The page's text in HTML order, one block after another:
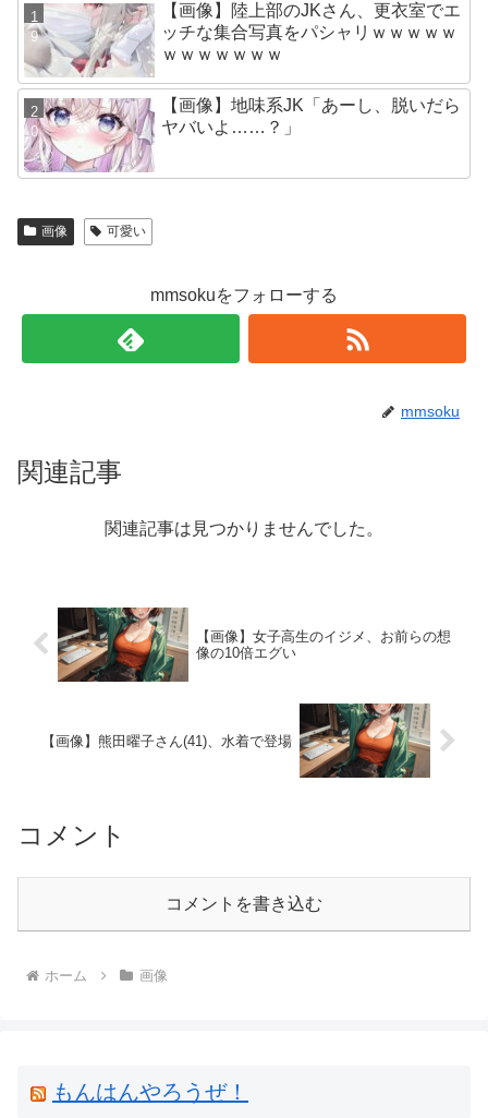
【画像】陸上部のJKさん、更衣室でエ
ッチな集合写真をパシャリｗｗｗｗｗ
ｗｗｗｗｗｗｗ
【画像】地味系JK「あーし、脱いだら
ヤバいよ……？」
画像 可愛い
mmsokuをフォローする
mmsoku
関連記事
関連記事は見つかりませんでした。
【画像】女子高生のイジメ、お前らの想
像の10倍エグい
【画像】熊田曜子さん(41)、水着で登場
コメント
コメントを書き込む
ホーム 画像
もんはんやろうぜ！